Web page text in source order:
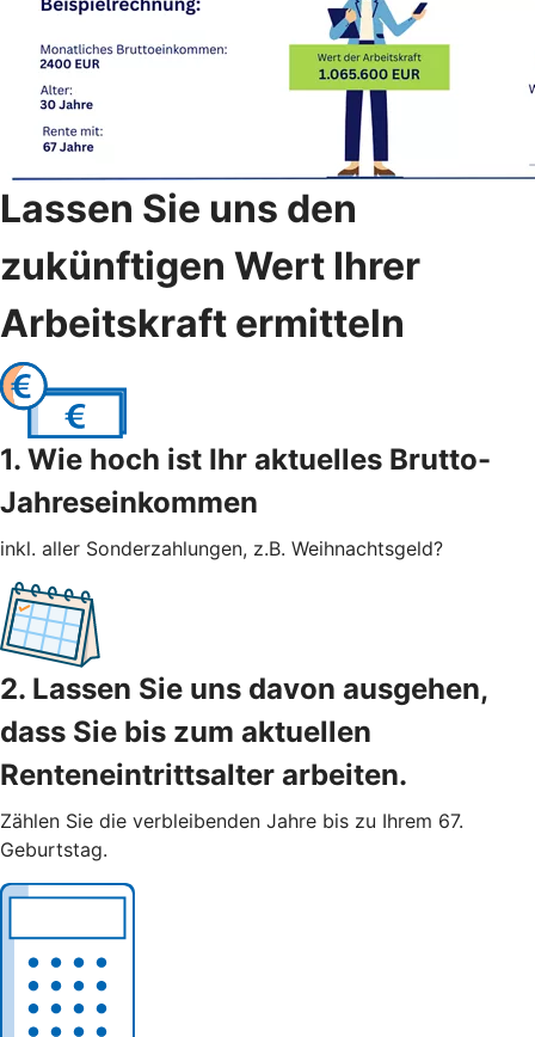
Lassen Sie uns den
zukünftigen Wert Ihrer
Arbeitskraft ermitteln
1. Wie hoch ist Ihr aktuelles Brutto-
Jahreseinkommen
inkl. aller Sonderzahlungen, z.B. Weihnachtsgeld?
2. Lassen Sie uns davon ausgehen,
dass Sie bis zum aktuellen
Renteneintrittsalter arbeiten.
Zählen Sie die verbleibenden Jahre bis zu Ihrem 67.
Geburtstag.